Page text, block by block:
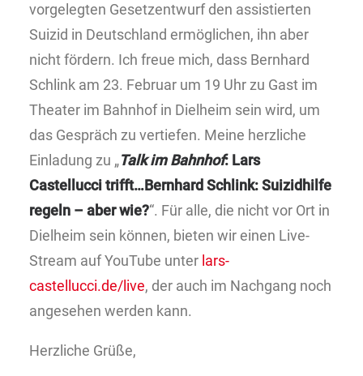
vorgelegten Gesetzentwurf den assistierten
Suizid in Deutschland ermöglichen, ihn aber
nicht fördern. Ich freue mich, dass Bernhard
Schlink am 23. Februar um 19 Uhr zu Gast im
Theater im Bahnhof in Dielheim sein wird, um
das Gespräch zu vertiefen. Meine herzliche
Einladung zu „Talk im Bahnhof: Lars
Castellucci trifft…Bernhard Schlink: Suizidhilfe
regeln – aber wie?“. Für alle, die nicht vor Ort in
Dielheim sein können, bieten wir einen Live-
Stream auf YouTube unter lars-
castellucci.de/live, der auch im Nachgang noch
angesehen werden kann.
Herzliche Grüße,